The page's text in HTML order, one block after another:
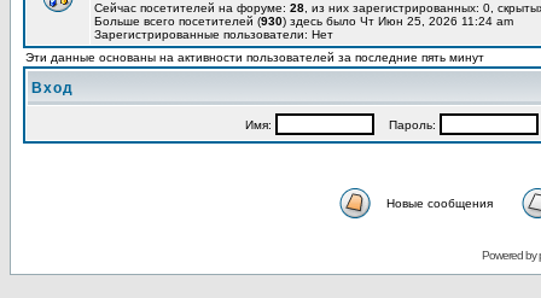
Сейчас посетителей на форуме: 28 , из них зарегистрированных: 0,
Больше всего посетителей (930) здесь было Чт Июн 25, 2026 11:24 am
Зарегистрированные пользователи: Нет
Эти данные основаны на активности пользователей за последние пять минут
Вход
Имя: Пароль:
Новые сообщения
Powered by